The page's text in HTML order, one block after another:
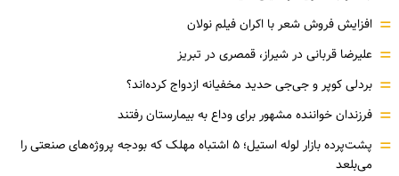
= افزایش فروش شعر با اکران فیلم نولان
= علیرضا قربانی در شیراز، قمصری در تبریز
= بردلی کوپر و جی‌جی حدید مخفیانه ازدواج کرده‌اند؟
= فرزندان خواننده مشهور برای وداع به بیمارستان رفتند
=
پشت‌پرده بازار لوله استیل؛ ۵ اشتباه مهلک که بودجه پروژه‌های صنعتی را
می‌بلعد